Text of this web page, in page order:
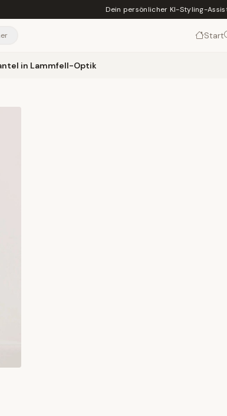
Dein persönlicher KI-Styling-
Start
in Lammfell-Optik